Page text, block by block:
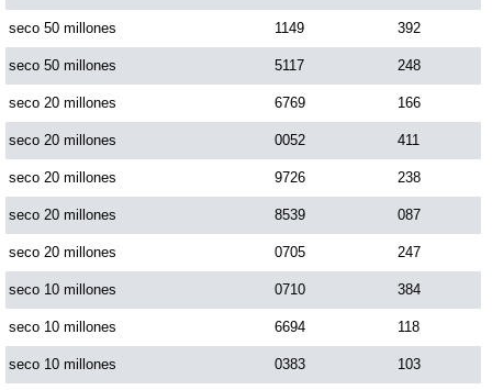
Dorado Noche
Fantástica Día
Fantástica Noche
Motilon Tarde
Paisita Día
seco 50 millones 1149 392
seco 50 millones 5117 248
seco 20 millones 6769 166
seco 20 millones 0052 411
seco 20 millones 9726 238
seco 20 millones 8539 087
seco 20 millones 0705 247
seco 10 millones 0710 384
seco 10 millones 6694 118
seco 10 millones 0383 103